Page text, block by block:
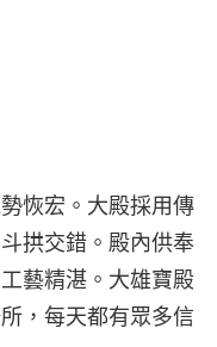
恢宏。大殿採用傳
拱交錯。殿內供奉
藝精湛。大雄寶殿
，每天都有眾多信